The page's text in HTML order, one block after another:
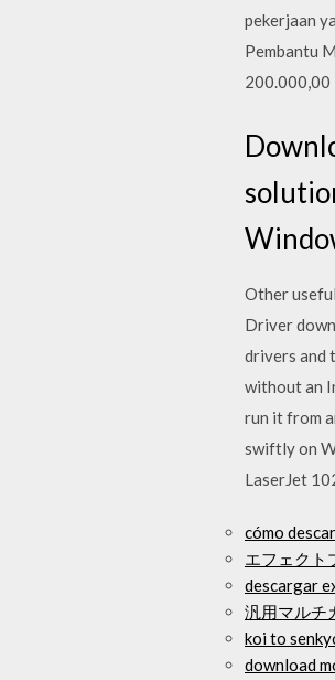
pekerjaan
Pembantu
200.000,00
Other
Driver
drivers and
without an
run it from
swiftly on
LaserJet
cómo
エフェクト
descargar
汎用マルチ
koi to
download